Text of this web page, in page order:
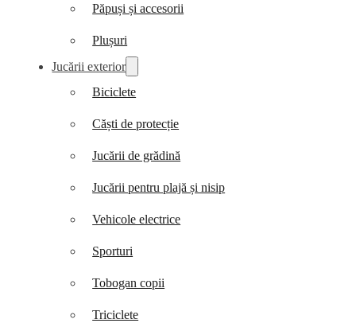
Păpuși și accesorii
Plușuri
Jucării exterior
Biciclete
Căști de protecție
Jucării de grădină
Jucării pentru plajă și nisip
Vehicole electrice
Sporturi
Tobogan copii
Triciclete